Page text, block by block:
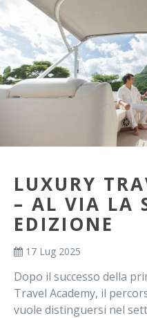
LUXURY
– AL VIA LA
EDIZIONE
17 Lug 2025
Dopo il successo della
Travel Academy, il
vuole distinguersi nel